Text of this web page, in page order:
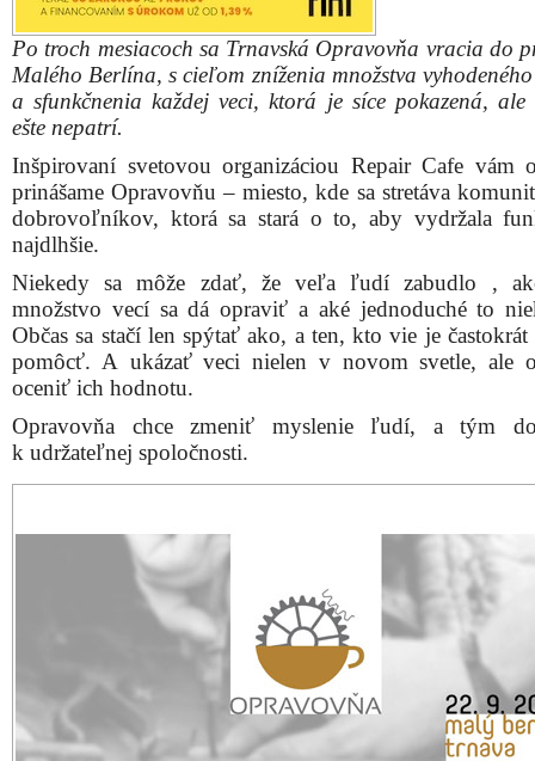
Po troch mesiacoch sa Trnavská Opravovňa vracia do
Malého Berlína, s cieľom zníženia množstva
a sfunkčnenia každej veci, ktorá je síce pokazená, ale
ešte nepatrí.
Inšpirovaní svetovou organizáciou Repair Cafe vám
prinášame Opravovňu – miesto, kde sa stretáva
dobrovoľníkov, ktorá sa stará o to, aby vydržala
najdlhšie.
Niekedy sa môže zdať, že veľa ľudí zabudlo ,
množstvo vecí sa dá opraviť a aké jednoduché to
Občas sa stačí len spýtať ako, a ten, kto vie je
pomôcť. A ukázať veci nielen v novom svetle, ale
oceniť ich hodnotu.
Opravovňa chce zmeniť myslenie ľudí, a tým
k udržateľnej spoločnosti.